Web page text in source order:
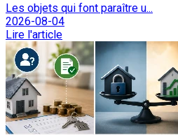
Les objets qui font paraître u...
2026-08-04
Lire l'article